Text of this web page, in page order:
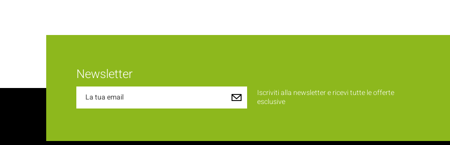
Newsletter
Iscriviti alla newsletter e ricevi tutte le offerte
esclusive